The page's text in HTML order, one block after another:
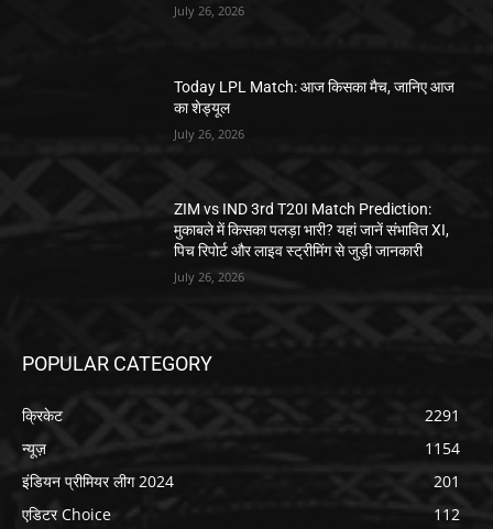
July 26, 2026
Today LPL Match: आज किसका मैच, जानिए आज
का शेड्यूल
July 26, 2026
ZIM vs IND 3rd T20I Match Prediction:
मुकाबले में किसका पलड़ा भारी? यहां जानें संभावित XI,
पिच रिपोर्ट और लाइव स्ट्रीमिंग से जुड़ी जानकारी
July 26, 2026
POPULAR CATEGORY
क्रिकेट
2291
न्यूज़
1154
इंडियन प्रीमियर लीग 2024
201
एडिटर Choice
112